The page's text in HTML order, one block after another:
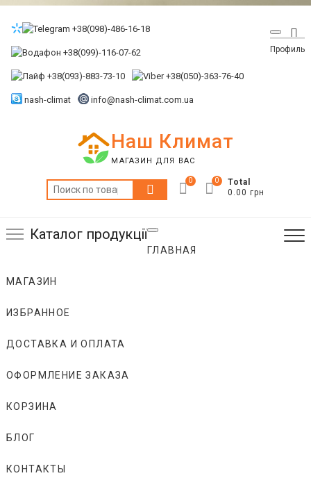
Skip
+38(098)-486-16-18
+38(099)-116-07-62
+38(093)-883-73-10 +38(050)-363-76-40
nash-climat info@nash-climat.com.ua
Профиль
Наш Климат
МАГАЗИН ДЛЯ ВАС
Искать:
0
Total
0.00 грн
0
Каталог продукції
ГЛАВНАЯ
МАГАЗИН
ИЗБРАННОЕ
ДОСТАВКА И ОПЛАТА
ОФОРМЛЕНИЕ ЗАКАЗА
КОРЗИНА
БЛОГ
КОНТАКТЫ